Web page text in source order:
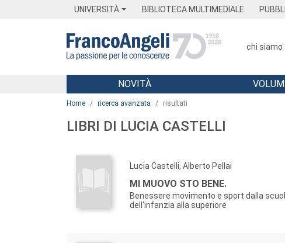
UNIVERSITÀ BIBLIOTECA MULTIMEDIALE
chi siamo
Menu
NOVITÀ
Home ricerca avanzata risultati
LIBRI DI LUCIA CASTELLI
Lucia Castelli, Alberto Pellai
MI MUOVO STO BENE.
Benessere movimento e sport dalla
dell'infanzia alla superiore